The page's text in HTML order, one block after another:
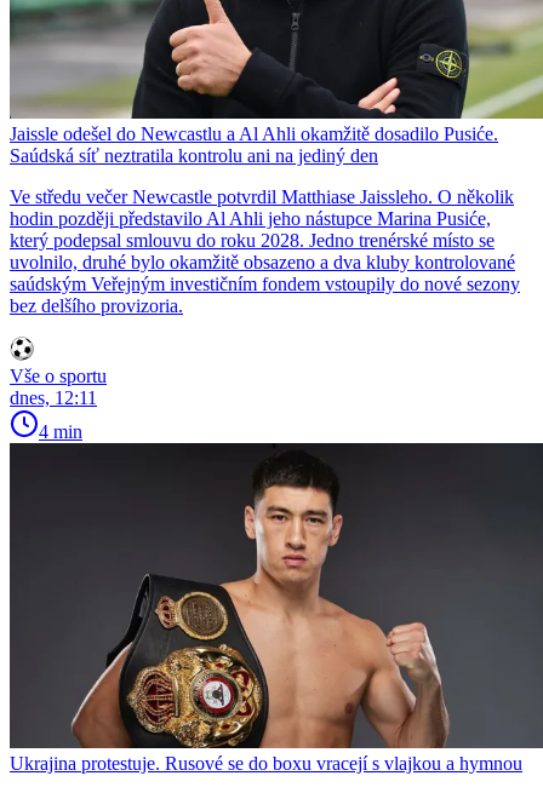
Jaissle odešel do Newcastlu a Al Ahli okamžitě dosadilo Pusiće.
Saúdská síť neztratila kontrolu ani na jediný den
Ve středu večer Newcastle potvrdil Matthiase Jaissleho. O několik
hodin později představilo Al Ahli jeho nástupce Marina Pusiće,
který podepsal smlouvu do roku 2028. Jedno trenérské místo se
uvolnilo, druhé bylo okamžitě obsazeno a dva kluby kontrolované
saúdským Veřejným investičním fondem vstoupily do nové sezony
bez delšího provizoria.
Vše o sportu
dnes, 12:11
4 min
Ukrajina protestuje. Rusové se do boxu vracejí s vlajkou a hymnou